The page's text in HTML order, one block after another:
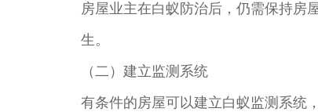
房屋业主在白蚁防治后，仍需保持房
生。
（二）建立监测系统
有条件的房屋可以建立白蚁监测系统